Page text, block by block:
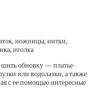
ножницы, нитки,
иголка
шить обновку — платье-
или водолазки, а также
с ее помощью интересные